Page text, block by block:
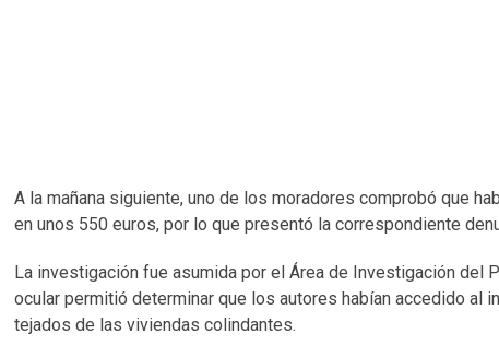
A la mañana siguiente, uno de los moradores comprobó que
en unos 550 euros, por lo que presentó la correspondiente
La investigación fue asumida por el Área de Investigación del
ocular permitió determinar que los autores habían accedido al
tejados de las viviendas colindantes.